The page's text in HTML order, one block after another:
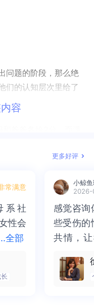
问题的阶段，那么绝
们的认知层次里给了
的，其实父母是真的
，想要改变他们真的
习能力就变慢了。
是80，90，00后，甚
理学的一代人，是接
的更多，或者更加清
容
更多好评
常满意
全部
系社
性会
，只
身份
系社
性会
会更
感震
我的
小鲸
感觉咨询
些受伤的
共情，
一部分
而且当
感觉咨询
些受伤的
共情，让
处理的
询师准